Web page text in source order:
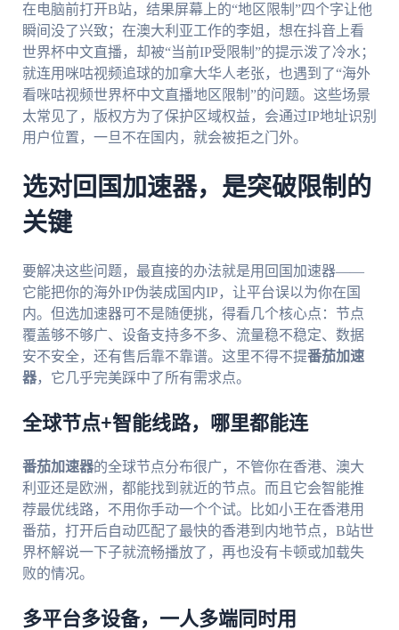
在电脑前打开B站，结果屏幕上的“地区限制”四个字让他
瞬间没了兴致；在澳大利亚工作的李姐，想在抖音上看
世界杯中文直播，却被“当前IP受限制”的提示泼了冷水；
就连用咪咕视频追球的加拿大华人老张，也遇到了“海外
看咪咕视频世界杯中文直播地区限制”的问题。这些场景
太常见了，版权方为了保护区域权益，会通过IP地址识别
用户位置，一旦不在国内，就会被拒之门外。
选对回国加速器，是突破限制的
关键
要解决这些问题，最直接的办法就是用回国加速器——
它能把你的海外IP伪装成国内IP，让平台误以为你在国
内。但选加速器可不是随便挑，得看几个核心点：节点
覆盖够不够广、设备支持多不多、流量稳不稳定、数据
安不安全，还有售后靠不靠谱。这里不得不提番茄加速
器，它几乎完美踩中了所有需求点。
全球节点+智能线路，哪里都能连
番茄加速器的全球节点分布很广，不管你在香港、澳大
利亚还是欧洲，都能找到就近的节点。而且它会智能推
荐最优线路，不用你手动一个个试。比如小王在香港用
番茄，打开后自动匹配了最快的香港到内地节点，B站世
界杯解说一下子就流畅播放了，再也没有卡顿或加载失
败的情况。
多平台多设备，一人多端同时用